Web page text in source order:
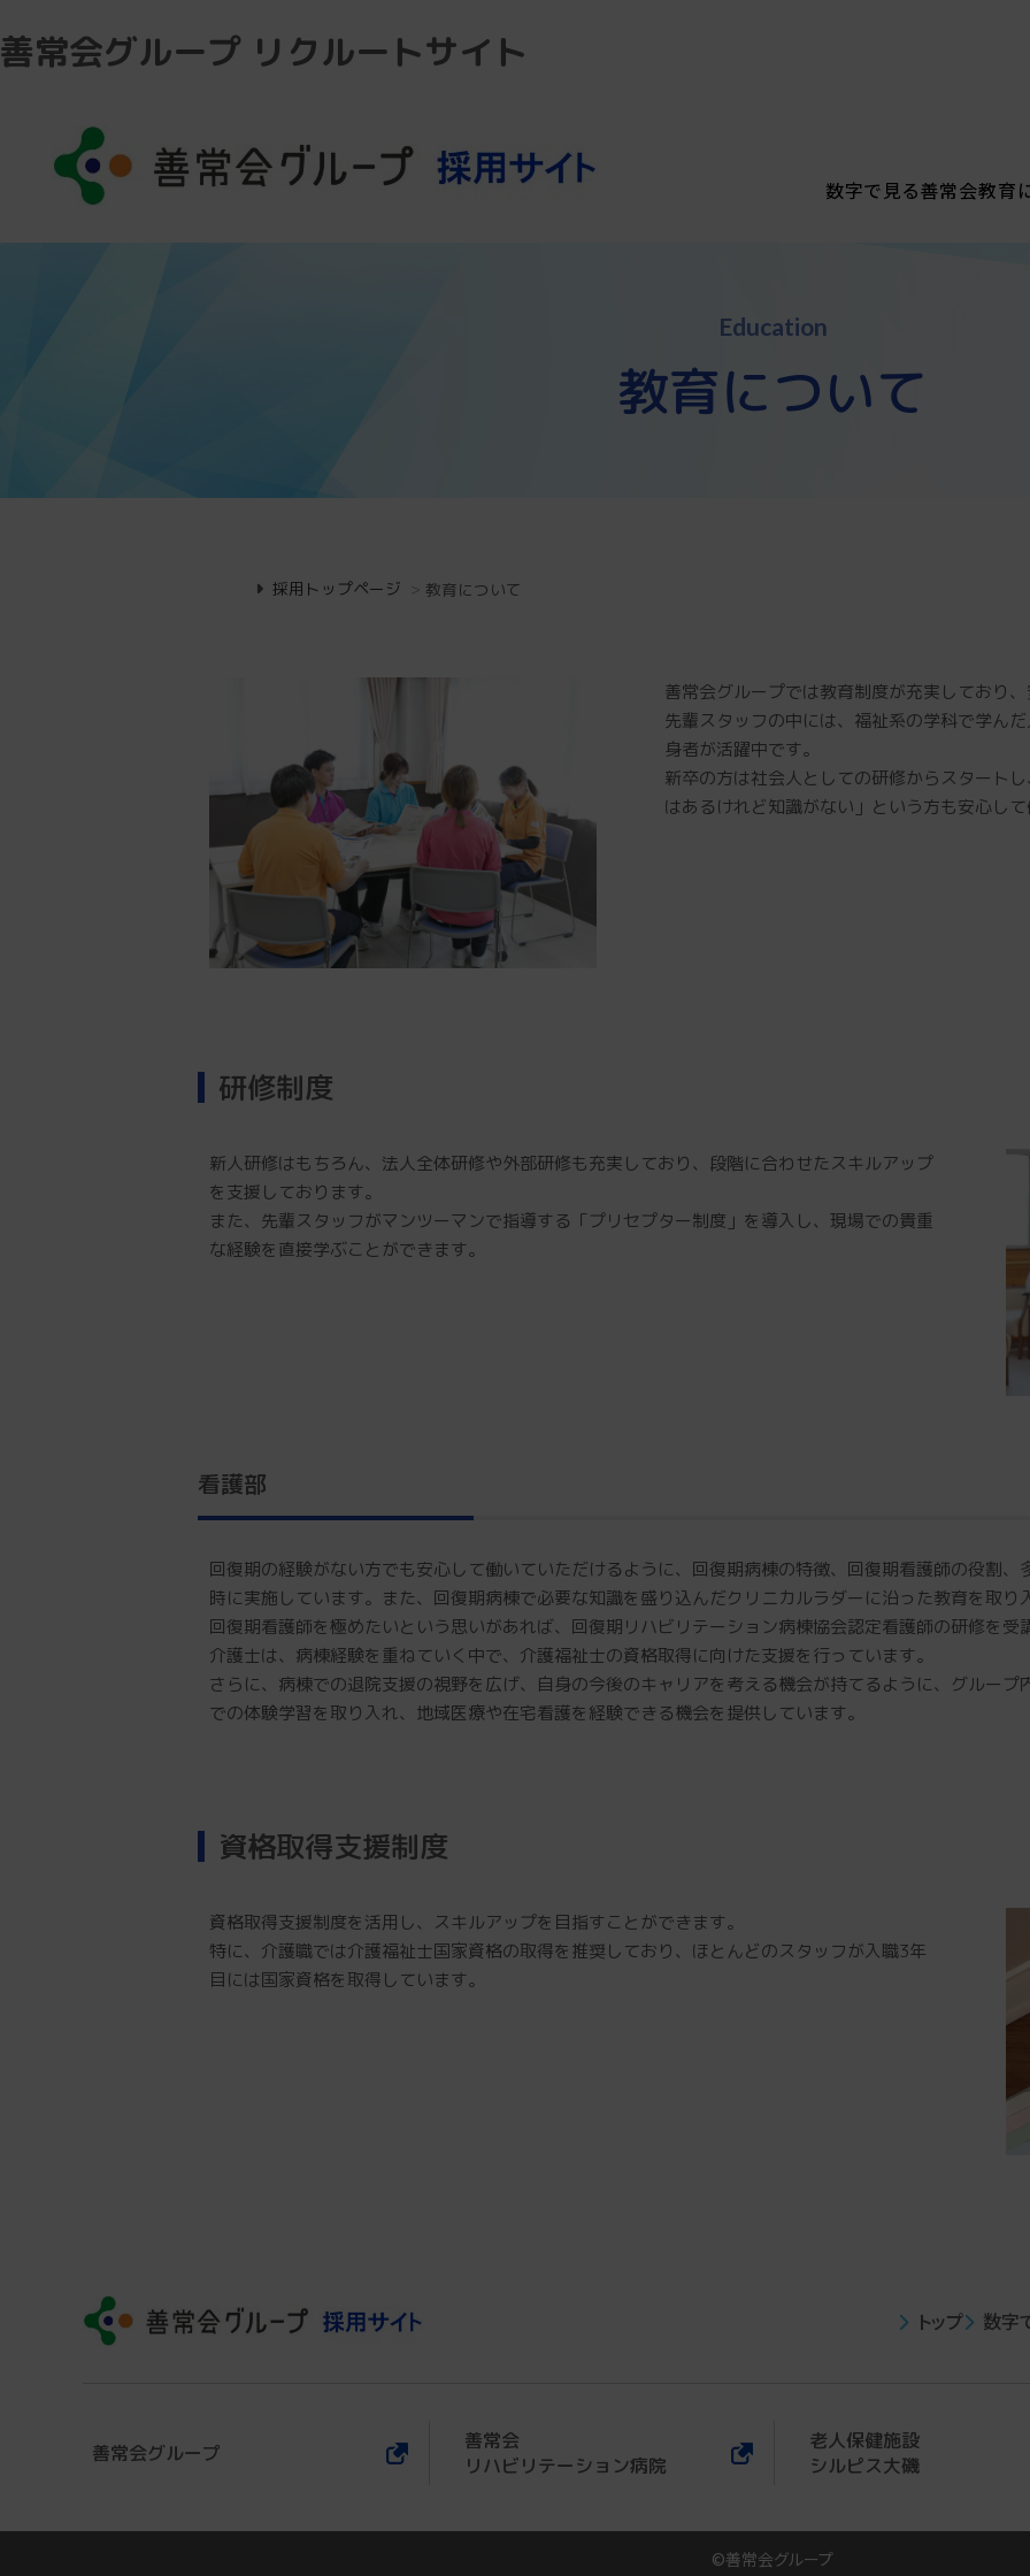
善常会グループ リクルートサイト
数字で見る善常会教育
Education
教育について
採用トップページ > 教育について
善常会グループでは教育制度が充実しており
先輩スタッフの中には、福祉系の学科で学ん
身者が活躍中です。
新卒の方は社会人としての研修からスタート
はあるけれど知識がない」という方も安心して
研修制度
新人研修はもちろん、法人全体研修や外部研修も充実しており、段階に合わせたスキルアップ
を支援しております。
また、先輩スタッフがマンツーマンで指導する「プリセプター制度」を導入し、現場での貴重
な経験を直接学ぶことができます。
看護部
回復期の経験がない方でも安心して働いていただけるように、回復期病棟の特徴、回復期看護師の役割、
時に実施しています。また、回復期病棟で必要な知識を盛り込んだクリニカルラダーに沿った教育を取り
回復期看護師を極めたいという思いがあれば、回復期リハビリテーション病棟協会認定看護師の研修を受
介護士は、病棟経験を重ねていく中で、介護福祉士の資格取得に向けた支援を行っています。
さらに、病棟での退院支援の視野を広げ、自身の今後のキャリアを考える機会が持てるように、グループ
での体験学習を取り入れ、地域医療や在宅看護を経験できる機会を提供しています。
資格取得支援制度
資格取得支援制度を活用し、スキルアップを目指すことができます。
特に、介護職では介護福祉士国家資格の取得を推奨しており、ほとんどのスタッフが入職3年
目には国家資格を取得しています。
トップ 数字
善常会グループ
善常会
リハビリテーション病院
老人保健施設
シルピス大磯
©善常会グループ